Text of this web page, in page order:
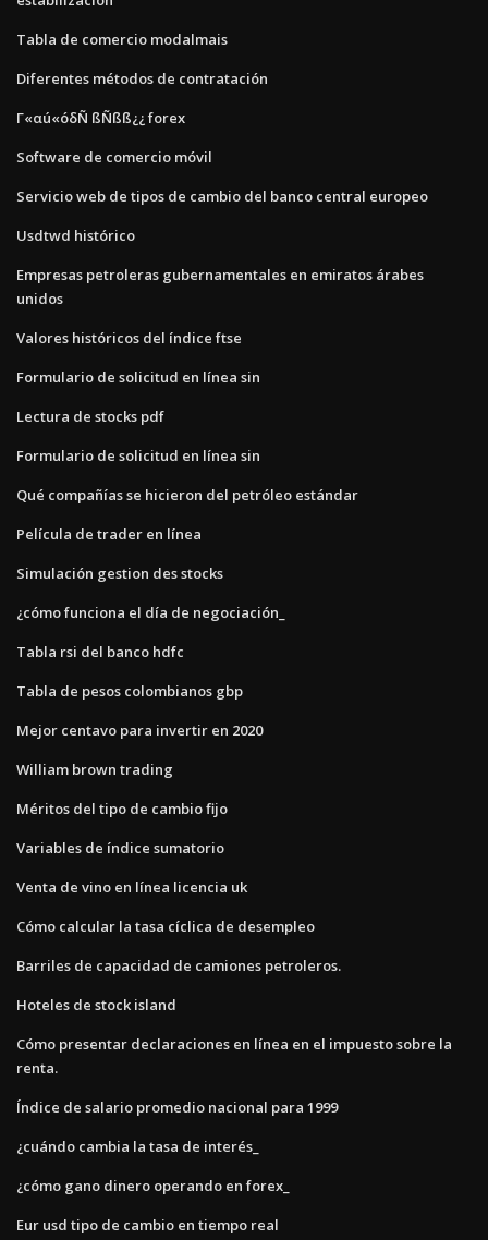
Tabla de comercio modalmais
Diferentes métodos de contratación
Γ«αú«óδÑ ßÑßß¿¿ forex
Software de comercio móvil
Servicio web de tipos de cambio del banco central europeo
Usdtwd histórico
Empresas petroleras gubernamentales en emiratos árabes
unidos
Valores históricos del índice ftse
Formulario de solicitud en línea sin
Lectura de stocks pdf
Formulario de solicitud en línea sin
Qué compañías se hicieron del petróleo estándar
Película de trader en línea
Simulación gestion des stocks
¿cómo funciona el día de negociación_
Tabla rsi del banco hdfc
Tabla de pesos colombianos gbp
Mejor centavo para invertir en 2020
William brown trading
Méritos del tipo de cambio fijo
Variables de índice sumatorio
Venta de vino en línea licencia uk
Cómo calcular la tasa cíclica de desempleo
Barriles de capacidad de camiones petroleros.
Hoteles de stock island
Cómo presentar declaraciones en línea en el impuesto sobre la
renta.
Índice de salario promedio nacional para 1999
¿cuándo cambia la tasa de interés_
¿cómo gano dinero operando en forex_
Eur usd tipo de cambio en tiempo real